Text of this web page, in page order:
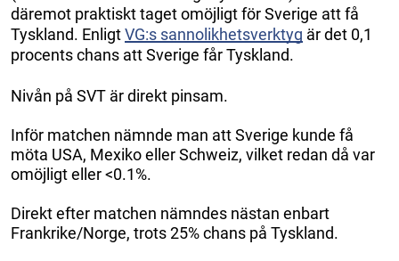
däremot praktiskt taget omöjligt för Sverige att få
Tyskland. EnligtVG:s sannolikhetsverktyg är det 0,1
procents chans att Sverige får Tyskland.
Nivån på SVT är direkt pinsam.
Inför matchen nämnde man att Sverige kunde få
möta USA, Mexiko eller Schweiz, vilket redan då var
omöjligt eller <0.1%.
Direkt efter matchen nämndes nästan enbart
Frankrike/Norge, trots 25% chans på Tyskland.